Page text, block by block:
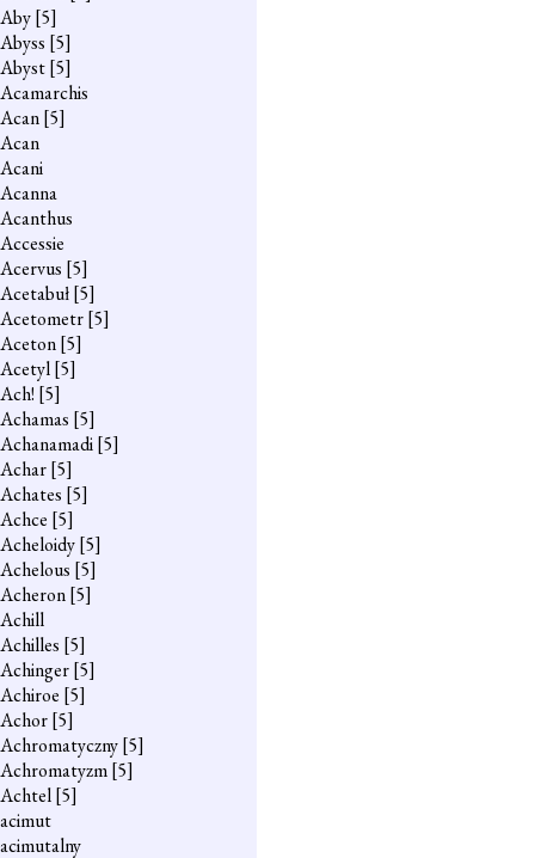
Aby[5]
Abyss [5]
Abyst[5]
Acamarchis
Acan[5]
Acan
Acani
Acanna
Acanthus
Accessie
Acervus [5]
Acetabuł[5]
Acetometr[5]
Aceton[5]
Acetyl[5]
Ach! [5]
Achamas [5]
Achanamadi[5]
Achar[5]
Achates [5]
Achce [5]
Acheloidy[5]
Achelous [5]
Acheron[5]
Achill
Achilles [5]
Achinger[5]
Achiroe [5]
Achor[5]
Achromatyczny[5]
Achromatyzm[5]
Achtel[5]
acimut
acimutalny